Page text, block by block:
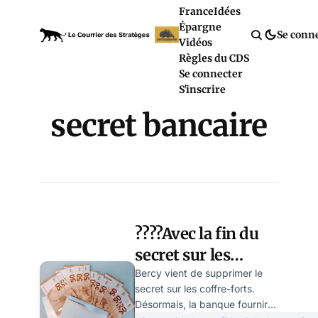
FranceIdées
Épargne
Vidéos
Règles du CDS
Se connecter
S'inscrire
Se
secret bancaire
????Avec la fin du
secret sur les
coffre-forts, Bercy
prépare un hold-
Bercy vient de supprimer le
secret sur les coffre-forts.
Désormais, la banque fournira